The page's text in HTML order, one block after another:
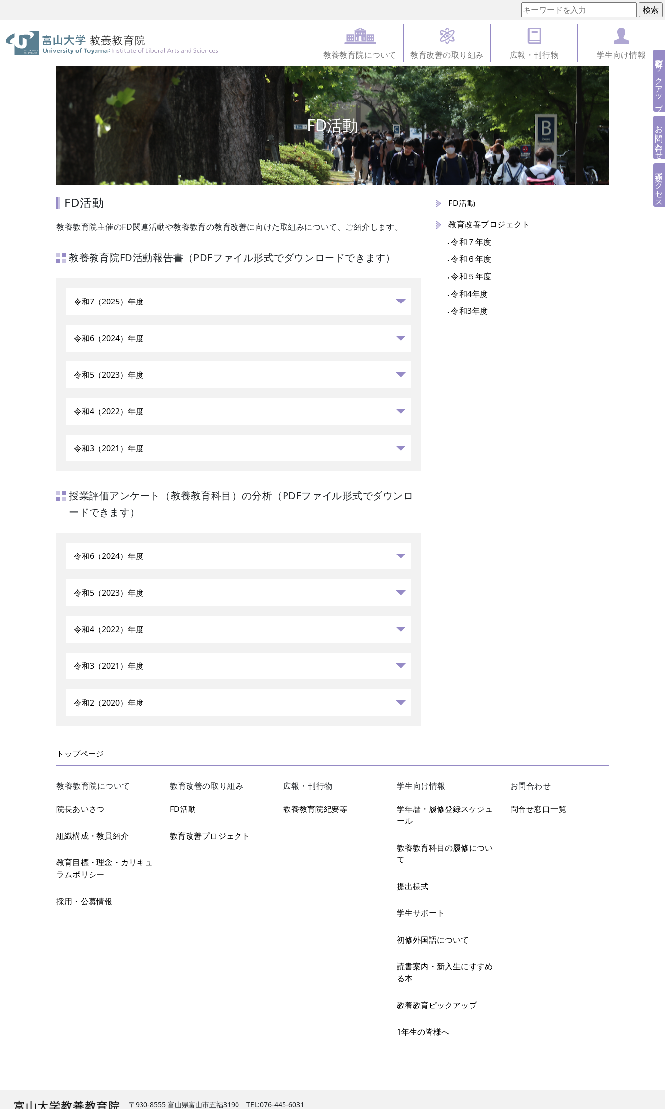
教養教育院について 教育改善の取り組み 広報・刊行物 学生向け情報 教養教育ピックアップ
お問い合わせ
交通アクセス
ホーム 教育改善の取り組み FD活動
FD活動
FD活動
教養教育院主催のFD関連活動や教養教育の教育改善に向けた取組みについて、ご紹介します。
教養教育院FD活動報告書（PDFファイル形式でダウンロードできます）
令和7（2025）年度
令和6（2024）年度
令和5（2023）年度
令和4（2022）年度
令和3（2021）年度
授業評価アンケート（教養教育科目）の分析（PDFファイル形式でダウンロ
ードできます）
令和6（2024）年度
令和5（2023）年度
令和4（2022）年度
令和3（2021）年度
令和2（2020）年度
FD活動
教育改善プロジェクト
令和７年度
令和６年度
令和５年度
令和4年度
令和3年度
トップページ
教養教育院について
院長あいさつ
組織構成・教員紹介
教育目標・理念・カリキュ
ラムポリシー
採用・公募情報
教育改善の取り組み
FD活動
教育改善プロジェクト
広報・刊行物
教養教育院紀要等
学生向け情報
学年暦・履修登録スケジュ
ール
教養教育科目の履修につい
て
提出様式
学生サポート
初修外国語について
読書案内・新入生にすすめ
る本
教養教育ピックアップ
1年生の皆様へ
お問合わせ
問合せ窓口一覧
〒930-8555 富山県富山市五福3190 TEL:076-445-6031